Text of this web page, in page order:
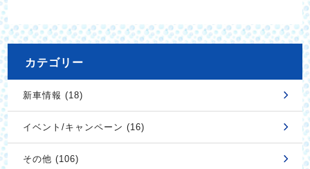
カテゴリー
新車情報 (18)
イベント/キャンペーン (16)
その他 (106)